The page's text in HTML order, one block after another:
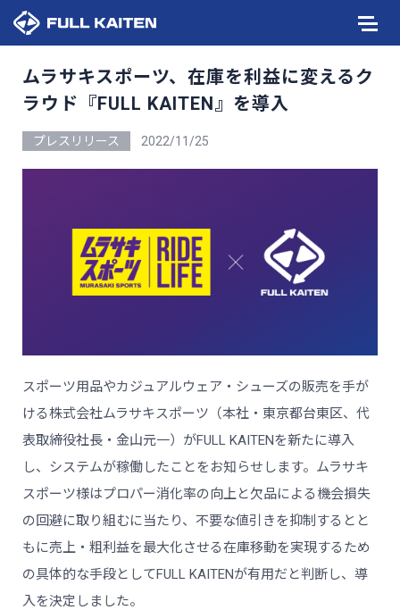
ムラサキスポーツ、在庫を利益に変えるク
ラウド『FULL KAITEN』を導入
プレスリリース 2022/11/25
スポーツ用品やカジュアルウェア・シューズの販売を手が
ける株式会社ムラサキスポーツ（本社・東京都台東区、代
表取締役社長・金山元一）がFULL KAITENを新たに導入
し、システムが稼働したことをお知らせします。ムラサキ
スポーツ様はプロパー消化率の向上と欠品による機会損失
の回避に取り組むに当たり、不要な値引きを抑制するとと
もに売上・粗利益を最大化させる在庫移動を実現するため
の具体的な手段としてFULL KAITENが有用だと判断し、導
入を決定しました。